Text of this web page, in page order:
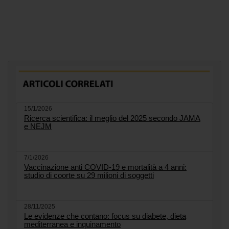
15/1/2026
Ricerca scientifica: il meglio del 2025 secondo JAMA
e NEJM
7/1/2026
Vaccinazione anti COVID-19 e mortalità a 4 anni:
studio di coorte su 29 milioni di soggetti
28/11/2025
Le evidenze che contano: focus su diabete, dieta
mediterranea e inquinamento